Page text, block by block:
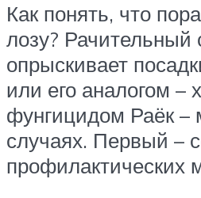
Как понять, что
лозу? Рачительный
опрыскивает
или его аналогом –
фунгицидом Раёк –
случаях. Первый –
профилактических